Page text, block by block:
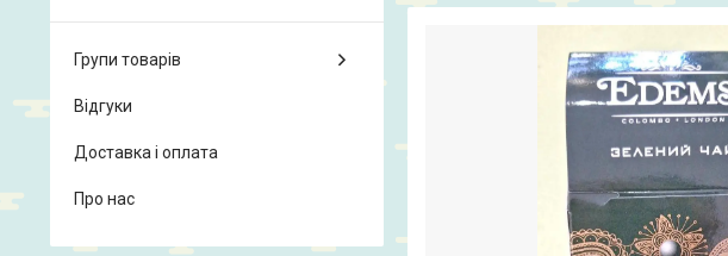
Групи товарів
Відгуки
Доставка і оплата
Про нас